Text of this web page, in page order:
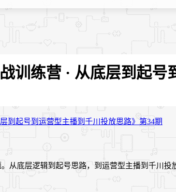
训练营 · 从底层到起
从底层逻辑到起号思路，到运营型主播到千川投